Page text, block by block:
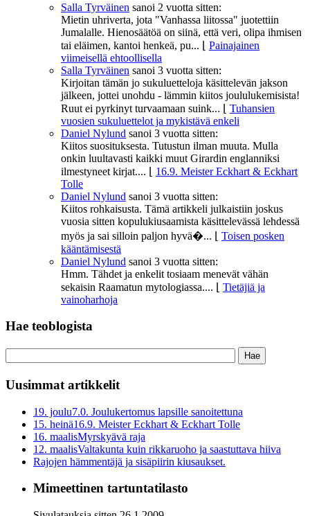
Salla Tyrväinen sanoi 2 vuotta sitten:
Mietin uhriverta, jota "Vanhassa liitossa" juotettiin
Jumalalle. Hienosäätöä on siinä, että veri, olipa ihmisen
tai eläimen, kantoi henkeä, pu...
Painajainen
viimeisellä ehtoollisella
Salla Tyrväinen sanoi 3 vuotta sitten:
Kirjoitan tämän jo sukuluetteloja käsittelevän jakson
jälkeen, jottei unohdu - lämmin kiitos joululukemisista!
Ruut ei pyrkinyt turvaamaan suink...
Tuhansien
vuosien sukuluettelot ja mykistävä enkeli
Daniel Nylund sanoi 3 vuotta sitten:
Kiitos suosituksesta. Tutustun ilman muuta. Mulla
onkin luultavasti kaikki muut Girardin englanniksi
ilmestyneet kirjat....
16.9. Meister Eckhart & Eckhart
Tolle
Daniel Nylund sanoi 3 vuotta sitten:
Kiitos rohkaisusta. Tämä artikkeli julkaistiin joskus
vuosia sitten kopulukiusaamista käsittelevässä lehdessä
myös ja sai silloin paljon hyvä�...
Toisen posken
kääntämisestä
Daniel Nylund sanoi 3 vuotta sitten:
Hmm. Tähdet ja enkelit tosiaam menevät vähän
sekaisin Raamatun mytologiassa....
Tietäjiä ja
vainoharhoja
Hae teoblogista
Uusimmat artikkelit
19. joulu7.0. Joulukertomus lapsille sanoitettuna
15. heinä16.9. Meister Eckhart & Eckhart Tolle
16. maalisMyrskyävä raja
12. maalisValtakunta kuin rikkaruoho ja saastuttava hiiva
Rajojen hämmentäjä ja sisäpiirin kiusaukset.
Mimeettinen tartuntatilasto